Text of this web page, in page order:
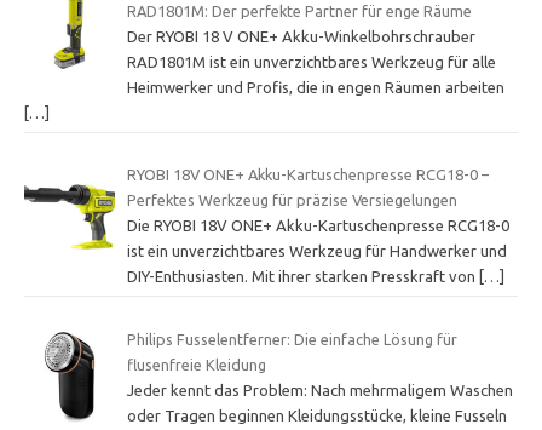
RAD1801M: Der perfekte Partner für enge Räume
Der RYOBI 18 V ONE+ Akku-Winkelbohrschrauber
RAD1801M ist ein unverzichtbares Werkzeug für alle
Heimwerker und Profis, die in engen Räumen arbeiten
[…]
RYOBI 18V ONE+ Akku-Kartuschenpresse RCG18-0 –
Perfektes Werkzeug für präzise Versiegelungen
Die RYOBI 18V ONE+ Akku-Kartuschenpresse RCG18-0
ist ein unverzichtbares Werkzeug für Handwerker und
DIY-Enthusiasten. Mit ihrer starken Presskraft von
[…]
Philips Fusselentferner: Die einfache Lösung für
flusenfreie Kleidung
Jeder kennt das Problem: Nach mehrmaligem Waschen
oder Tragen beginnen Kleidungsstücke, kleine Fusseln